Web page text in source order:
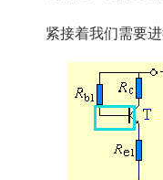
紧接着我们需要进